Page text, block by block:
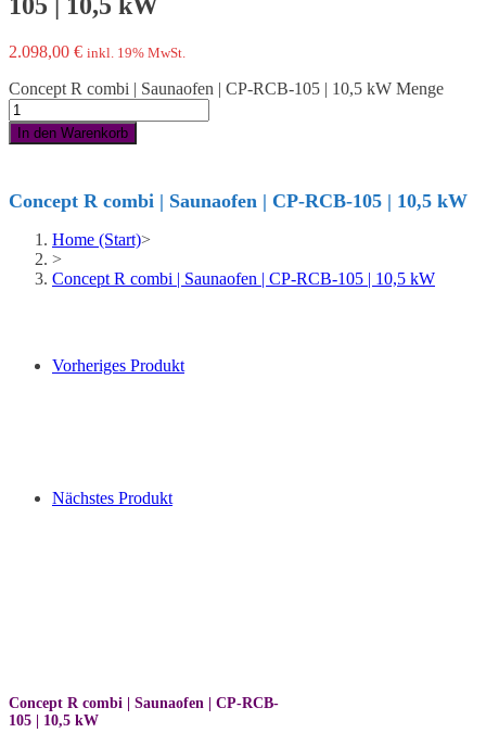
2.098,00 € inkl. 19% MwSt.
Concept R combi | Saunaofen | CP-RCB-105 | 10,5 kW Menge
In den Warenkorb
Concept R combi | Saunaofen | CP-RCB-105 | 10,5 kW
Home (Start)>
>
Concept R combi | Saunaofen | CP-RCB-105 | 10,5 kW
Vorheriges Produkt
Nächstes Produkt
Concept R combi | Saunaofen | CP-RCB-
105 | 10,5 kW